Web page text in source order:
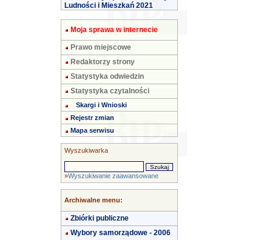
Ludności i Mieszkań 2021
Moja sprawa w internecie
Prawo miejscowe
Redaktorzy strony
Statystyka odwiedzin
Statystyka czytalności
Skargi i Wnioski
Rejestr zmian
Mapa serwisu
Wyszukiwarka
»Wyszukiwanie zaawansowane
Archiwalne menu:
Zbiórki publiczne
Wybory samorządowe - 2006